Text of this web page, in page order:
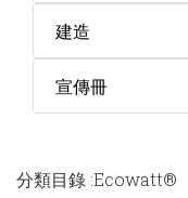
建造
宣傳冊
分類目錄 :Ecowatt®